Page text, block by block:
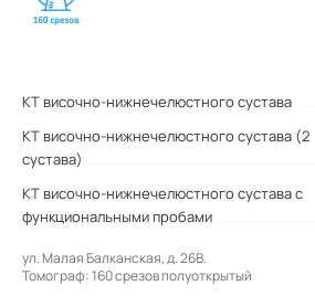
КТ височно-нижнечелюстного сустава
КТ височно-нижнечелюстного сустава (2
сустава)
КТ височно-нижнечелюстного сустава с
функциональными пробами
ул. Малая Балканская, д. 26В.
Томограф: 160 срезов полуоткрытый